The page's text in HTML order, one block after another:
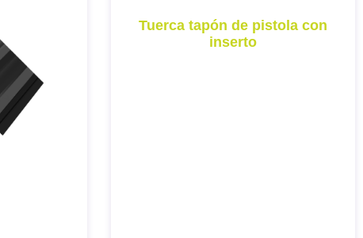
Tuerca tapón de pistola con
inserto